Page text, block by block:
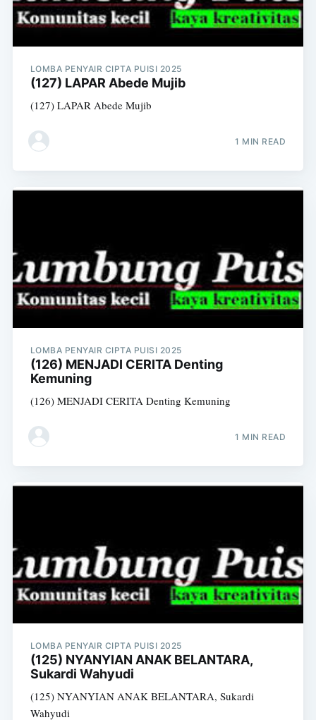
LOMBA PENYAIR CIPTA PUISI 2025
(127) LAPAR Abede Mujib
(127) LAPAR Abede Mujib
1 MIN READ
LOMBA PENYAIR CIPTA PUISI 2025
(126) MENJADI CERITA Denting
Kemuning
(126) MENJADI CERITA Denting Kemuning
1 MIN READ
LOMBA PENYAIR CIPTA PUISI 2025
(125) NYANYIAN ANAK BELANTARA,
Sukardi Wahyudi
(125) NYANYIAN ANAK BELANTARA, Sukardi
Wahyudi